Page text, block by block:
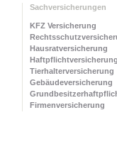
Sachversicherungen
KFZ Versicherung
Hausratversicherung
Tierhalterversicherung
Gebäudeversicherung
Firmenversicherung